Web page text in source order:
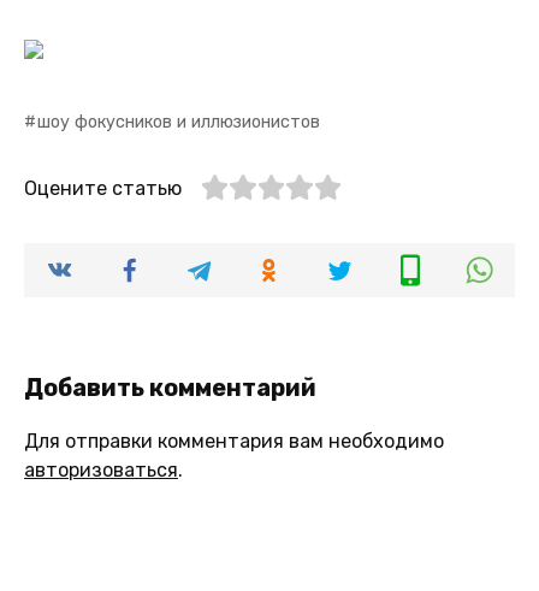
шоу фокусников и иллюзионистов
Оцените статью
Добавить комментарий
Для отправки комментария вам необходимо
авторизоваться.